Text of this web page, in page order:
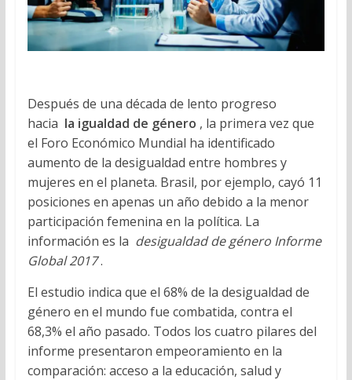
Después de una década de lento progreso
hacia la igualdad de género , la primera vez que
el Foro Económico Mundial ha identificado
aumento de la desigualdad entre hombres y
mujeres en el planeta. Brasil, por ejemplo, cayó 11
posiciones en apenas un año debido a la menor
participación femenina en la política. La
información es la desigualdad de género Informe
Global 2017.
El estudio indica que el 68% de la desigualdad de
género en el mundo fue combatida, contra el
68,3% el año pasado. Todos los cuatro pilares del
informe presentaron empeoramiento en la
comparación: acceso a la educación, salud y